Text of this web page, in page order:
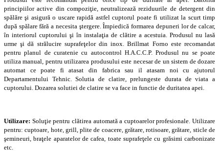
principiilor active din compoziţie, neutralizează reziduurile de detergent din
spălăre şi asigură o uscare rapidă astfel cuptorul poate fi utilizat la scurt timp
după spălare fără a necesita ştergere. Împiedică formarea depuneri lor de calcar,
în interiorul cuptorului şi în instalaţia de clătire a acestuia. Produsul nu lasă
urme şi dă strălucire suprafeţelor din inox. Brillmat Forno este recomandat
pentru planul de curatenie cu autocontrol H.A.C.C.P. Produsul nu se poate
utiliza manual, pentru utilizarea produsului este necesar de un sistem de dozare
automat ce poate fi atasat din fabrica sau il atasam noi cu ajutorul
Departamentului Tehnic. Solutia de clatire, prelungeste durata de viata a
cuptorului. Dozarea solutiei de clatire se va face in functie de duritatea apei.
Utilizare: Soluţie pentru clătirea automată a cuptoarelor profesionale. Utilizare
pentru: cuptoare, hote, grill, plite de coacere, grătare, rotisoare, grătare, sticle de
şemineuri, braţele aparatelor de cafea, toate suprafeţele cu grăsimi carbonizate
etc.